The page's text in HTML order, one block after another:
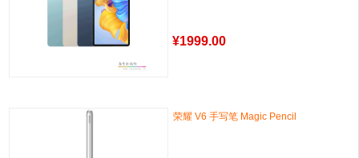
¥1999.00
荣耀 V6 手写笔 Magic Pencil